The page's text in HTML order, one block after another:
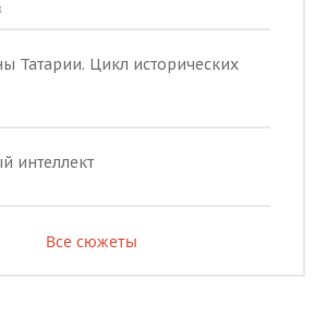
Татарии. Цикл исторических
интеллект
Все сюжеты